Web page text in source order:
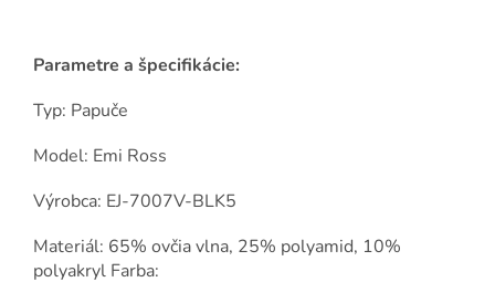
Parametre a špecifikácie:
Typ: Papuče
Model: Emi Ross
Výrobca: EJ-7007V-BLK5
Materiál: 65% ovčia vlna, 25% polyamid, 10%
polyakryl Farba: